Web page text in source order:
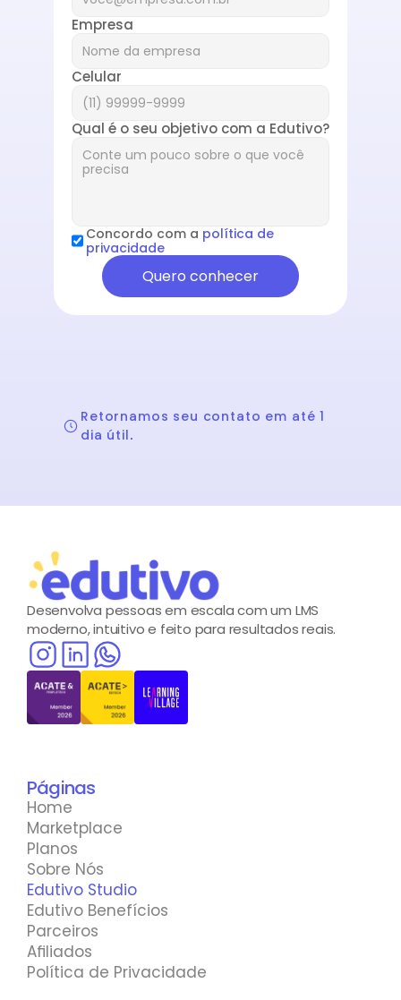
Empresa
Celular
Qual é o seu objetivo com a Edutivo?
Concordo com a política de
privacidade
Quero conhecer
Retornamos seu contato em até 1
dia útil.
Desenvolva pessoas em escala com um LMS
moderno, intuitivo e feito para resultados reais.
Páginas
Home
Marketplace
Sobre Nós
Planos
Parceiros
Edutivo Benefícios
Política de Privacidade
Afiliados
Edutivo Studio